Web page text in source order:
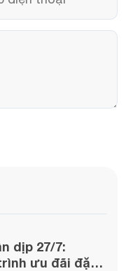
dịp 27/7:
ưu đãi đặc